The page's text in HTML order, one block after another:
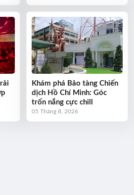
Khám phá Bảo tàng Chiến
dịch Hồ Chí Minh: Góc
trốn nắng cực chill
05 Tháng 8, 2026